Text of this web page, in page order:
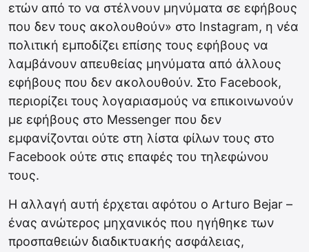
ετών από το να στέλνουν μηνύματα σε εφήβους
που δεν τους ακολουθούν» στο Instagram, η νέα
πολιτική εμποδίζει επίσης τους εφήβους να
λαμβάνουν απευθείας μηνύματα από άλλους
εφήβους που δεν ακολουθούν. Στο Facebook,
περιορίζει τους λογαριασμούς να επικοινωνούν
με εφήβους στο Messenger που δεν
εμφανίζονται ούτε στη λίστα φίλων τους στο
Facebook ούτε στις επαφές του τηλεφώνου
τους.
Η αλλαγή αυτή έρχεται αφότου ο Arturo Bejar –
ένας ανώτερος μηχανικός που ηγήθηκε των
προσπαθειών διαδικτυακής ασφάλειας,